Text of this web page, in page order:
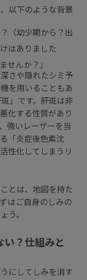
以下のような背景
（幼少期から？出
はありました
せんか？」
さや隠れたシミ予
を用いることもあ
」です。肝斑は非
化する性質があり
強いレーザーを当
「炎症後色素沈
性化してしまうリ
とは、地図を持た
はご自身のしみの
う。
？仕組みと
にしてしみを消す